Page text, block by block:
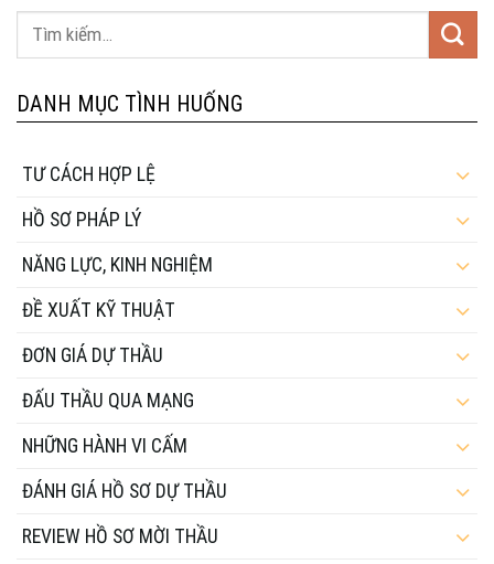
DANH MỤC TÌNH HUỐNG
TƯ CÁCH HỢP LỆ
HỒ SƠ PHÁP LÝ
NĂNG LỰC, KINH NGHIỆM
ĐỀ XUẤT KỸ THUẬT
ĐƠN GIÁ DỰ THẦU
ĐẤU THẦU QUA MẠNG
NHỮNG HÀNH VI CẤM
ĐÁNH GIÁ HỒ SƠ DỰ THẦU
REVIEW HỒ SƠ MỜI THẦU